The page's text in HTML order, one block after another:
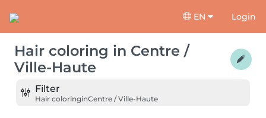
EN Login
Hair coloring in Centre /
Ville-Haute
Filter
Hair coloringinCentre / Ville-Haute